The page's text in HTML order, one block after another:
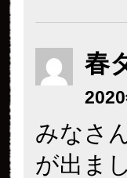
春
みなさ
が出ま